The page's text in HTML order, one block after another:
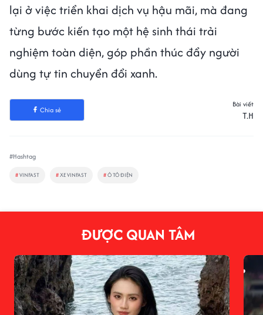
lại ở việc triển khai dịch vụ hậu mãi, mà đang
từng bước kiến tạo một hệ sinh thái trải
nghiệm toàn diện, góp phần thúc đẩy người
dùng tự tin chuyển đổi xanh.
Chia sẻ
Bài viết
T.H
#Hashtag
#VINFAST #XE VINFAST #Ô TÔ ĐIỆN
ĐƯỢC QUAN TÂM